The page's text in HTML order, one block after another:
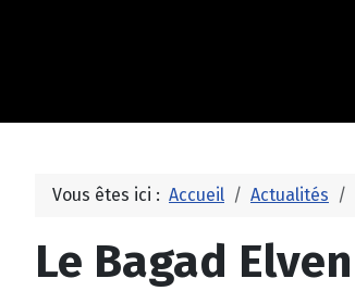
Vous êtes ici : Accueil Actualités
Le Bagad